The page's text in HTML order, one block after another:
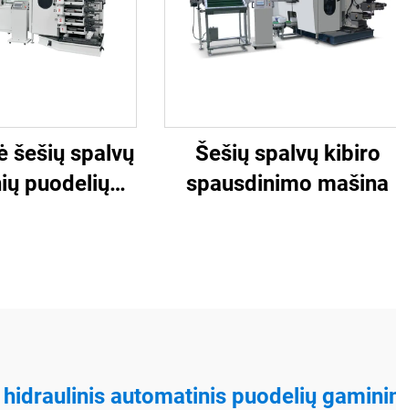
šešių spalvų
puodelių
Šešių spalvų kibiro
spausdinimo mašina
automatinis puodelių